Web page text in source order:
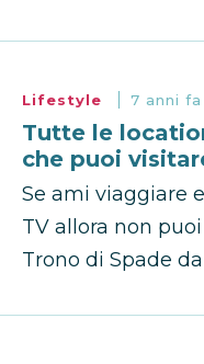
Lifestyle 7 anni fa
Tutte le
che puoi
Se ami viaggiare
TV allora non
Trono di Spade